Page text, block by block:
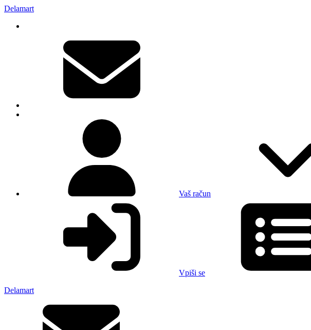
Delamart
Vaš račun
Vpiši se
Delamart